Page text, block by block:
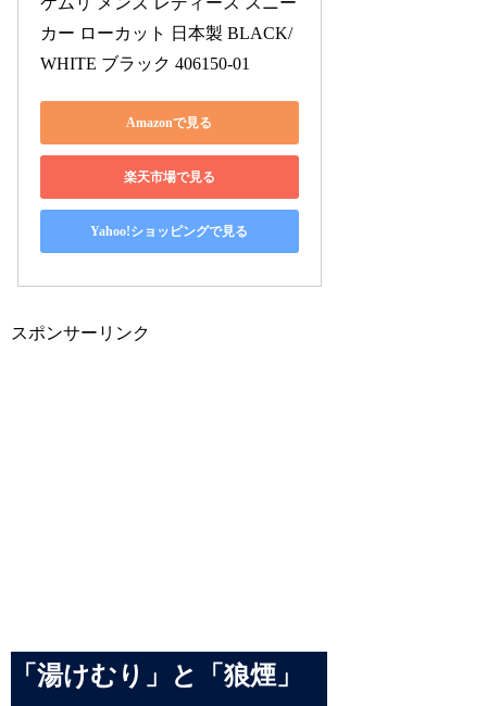
カー ローカット 日本製 BLACK/
WHITE ブラック 406150-01
Amazonで見る
楽天市場で見る
Yahoo!ショッピングで見る
スポンサーリンク
「湯けむり」と「狼煙」